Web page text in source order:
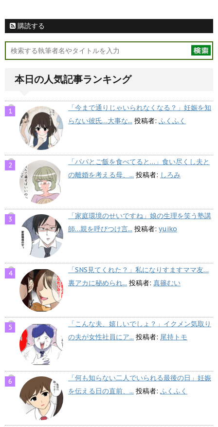
購読する
本日の人気記事ランキング
「今まで通りじゃいられなくなる？」妊娠を知
らない彼氏…大事な... 投稿者: ふくふく
「パパとご飯を食べてると…」食い尽くし夫と
の離婚を考える母、... 投稿者: しろみ
「家庭環境のせいですね」娘の生理を笑う塾講
師…親を呼びつけ言... 投稿者: yuiko
「SNS見てくれた？」私になりすますママ友…
裏アカに秘められ... 投稿者: 真篠むい
「こんな夫、嬉しいでしょ？」イクメン気取り
の夫が女性社員にア... 投稿者: 尾持トモ
「何も知らない二人でいられる最後の日」妊娠
を伝える日の直前、... 投稿者: ふくふく